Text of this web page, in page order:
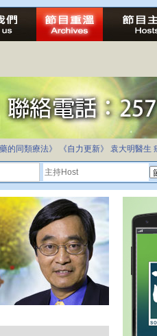
育，全民學卷制
的同類療法》 《自力更新》 袁大明醫生